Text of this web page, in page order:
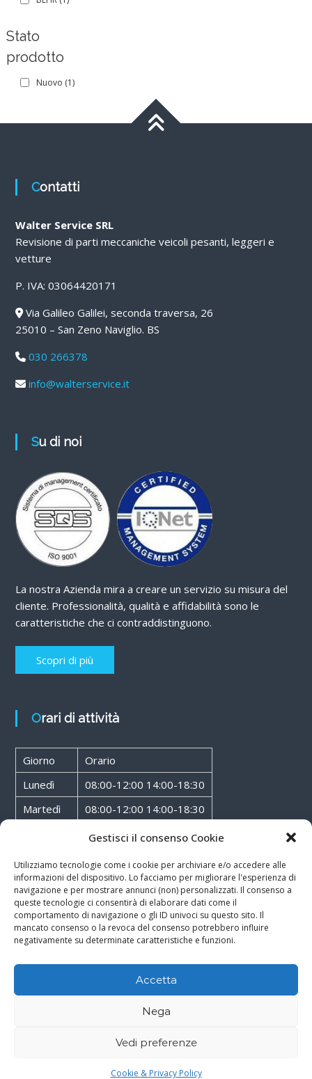
Gestisci il consenso Cookie
Utilizziamo tecnologie come i cookie per archiviare e/o accedere alle
informazioni del dispositivo. Lo facciamo per migliorare l'esperienza di
navigazione e per mostrare annunci (non) personalizzati. Il consenso a
queste tecnologie ci consentirà di elaborare dati come il
comportamento di navigazione o gli ID univoci su questo sito. Il
mancato consenso o la revoca del consenso potrebbero influire
negativamente su determinate caratteristiche e funzioni.
Accetta
Nega
Vedi preferenze
Cookie & Privacy Policy
Stato
prodotto
Nuovo (1)
Contatti
Walter Service SRL
Revisione di parti meccaniche veicoli pesanti, leggeri e
vetture
P. IVA: 03064420171
Via Galileo Galilei, seconda traversa, 26
25010 – San Zeno Naviglio. BS
030 266378
info@walterservice.it
Su di noi
La nostra Azienda mira a creare un servizio su misura del
cliente. Professionalità, qualità e affidabilità sono le
caratteristiche che ci contraddistinguono.
Scopri di più
Orari di attività
Giorno
Orario
Lunedì
08:00-12:00 14:00-18:30
Martedì
08:00-12:00 14:00-18:30
08:00-12:00 14:00-18:30
Giovedì
08:00-12:00 14:00-18:30
Venerdì
08:00-12:00 14:00-18:30
Sabato
08:00-12:00
Rossoxweb
Email Phone